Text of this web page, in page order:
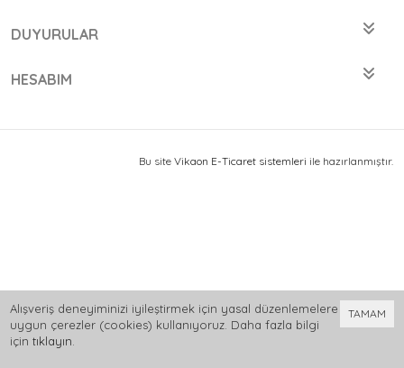
DUYURULAR
HESABIM
Bu site Vikaon E-Ticaret sistemleri ile hazırlanmıştır.
TAMAM
Alışveriş deneyiminizi iyileştirmek için yasal düzenlemelere
uygun çerezler (cookies) kullanıyoruz. Daha fazla bilgi
için tıklayın